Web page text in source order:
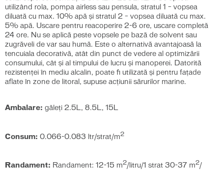
utilizând rola, pompa airless sau pensula, stratul 1 – vopsea
diluată cu max. 10% apă și stratul 2 – vopsea diluată cu max.
5% apă. Uscare pentru reacoperire 2-6 ore, uscare completă
24 ore. Nu se aplică peste vopsele pe bază de solvent sau
zugrăveli de var sau humă. Este o alternativă avantajoasă la
tencuiala decorativă, atât din punct de vedere al optimizării
consumului, cât și al timpului de lucru și manoperei. Datorită
rezistenței în mediu alcalin, poate fi utilizată și pentru fațade
aflate în zone de litoral, supuse acțiunii sărurilor marine.
Ambalare: găleți 2.5L, 8.5L, 15L
Consum: 0.066-0.083 ltr/strat/m2
Randament: Randament: 12-15 m2/litru/1 strat 30-37 m2/